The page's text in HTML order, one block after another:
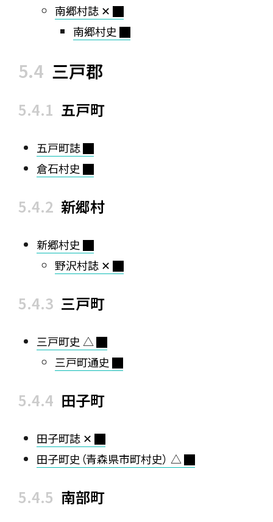
南郷村誌 ✕
南郷村史
三戸郡
五戸町
五戸町誌
倉石村史
新郷村
新郷村史
野沢村誌 ✕
三戸町
三戸町史 △
三戸町通史
田子町
田子町誌 ✕
田子町史（青森県市町村史） △
南部町